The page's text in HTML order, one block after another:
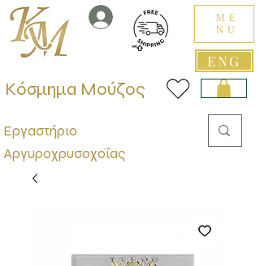
ENG
ME
NU
Εργαστήριο
Αργυροχρυσοχοΐας
Κόσμημα Μούζος